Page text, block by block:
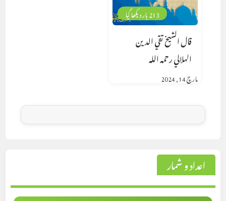
213 بار دیکھا گیا
قال الشيخ تقي الدين
الهلالي رحمه الله
مارچ 14, 2024
اعداد و شمار